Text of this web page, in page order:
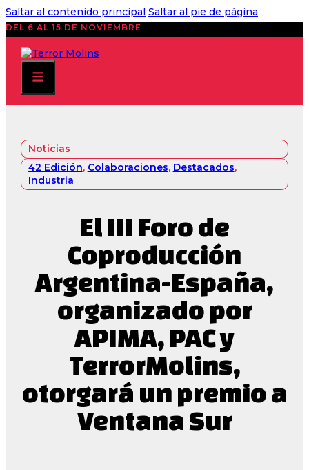
Saltar al contenido principal Saltar al pie de página
DEL 6 AL 15 DE NOVIEMBRE
Noticias
42 Edición, Colaboraciones, Destacados,
Industria
El III Foro de
Coproducción
Argentina-España,
organizado por
APIMA, PAC y
TerrorMolins,
otorgará un premio a
Ventana Sur